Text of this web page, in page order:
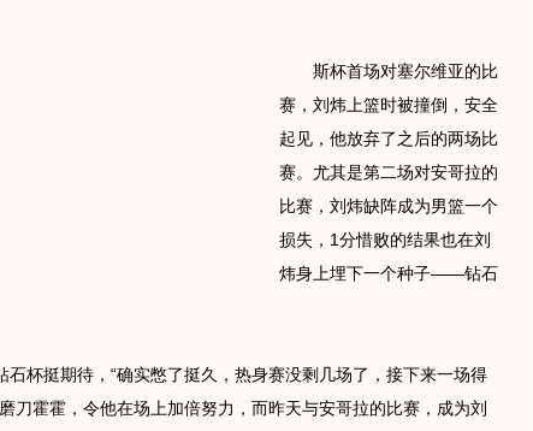
斯杯首场对塞尔维亚的比
赛，刘炜上篮时被撞倒，安全
起见，他放弃了之后的两场比
赛。尤其是第二场对安哥拉的
比赛，刘炜缺阵成为男篮一个
损失，1分惜败的结果也在刘
炜身上埋下一个种子——钻石
杯挺期待，“确实憋了挺久，热身赛没剩几场了，接下来一场得
刀霍霍，令他在场上加倍努力，而昨天与安哥拉的比赛，成为刘